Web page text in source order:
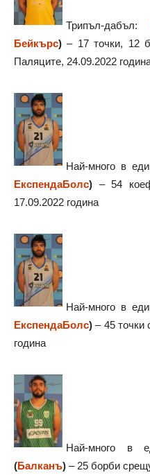
Трипъл-дабъл:
Бейкърс) – 17 точки, 12
Паляците, 24.09.2022
Най-много в
ЕкспендаБолс) – 54
17.09.2022 година
Най-много в
ЕкспендаБолс) – 45 точки
година
Най-много в
(Балканъ) – 25 борби